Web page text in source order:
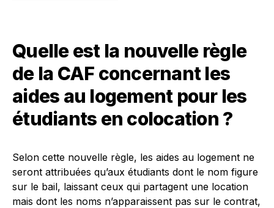
Quelle est la nouvelle règle
de la CAF concernant les
aides au logement pour les
étudiants en colocation ?
Selon cette nouvelle règle, les aides au logement ne
seront attribuées qu’aux étudiants dont le nom figure
sur le bail, laissant ceux qui partagent une location
mais dont les noms n’apparaissent pas sur le contrat,